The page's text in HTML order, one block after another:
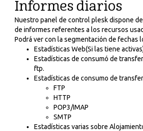
Informes diarios
Nuestro panel de control plesk dispone
de informes referentes a los recursos
Podrá ver con la segmentación de fechas
Estadísticas Web(Si las tiene
Estadísticas de consumó de
ftp.
Estadísticas de consumo de
FTP
HTTP
POP3/IMAP
SMTP
Estadísticas varias sobre